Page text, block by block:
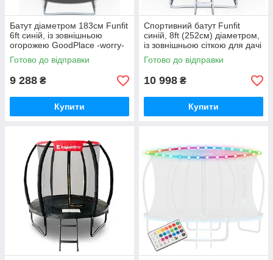
Батут діаметром 183см Funfit
6ft синій, із зовнішньою
огорожею GoodPlace -worry-
free-shopping-
Готово до відправки
9 288 ₴
Купити
Спортивний батут Funfit
синій, 8ft (252см) діаметром,
із зовнішньою сіткою для дачі
GoodPlace -worry-free-
shopping-
Готово до відправки
10 998 ₴
Купити